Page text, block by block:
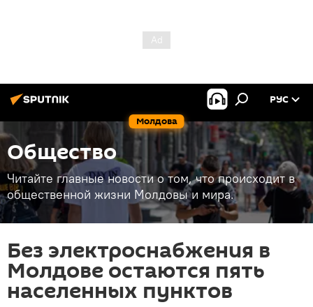
Молдова
РУС
Общество
Читайте главные новости о том, что происходит в
общественной жизни Молдовы и мира.
Без электроснабжения в
Молдове остаются пять
населенных пунктов